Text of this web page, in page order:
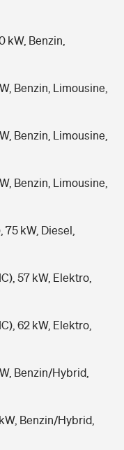
kW, Benzin,
Benzin, Limousine,
Benzin, Limousine,
Benzin, Limousine,
75 kW, Diesel,
57 kW, Elektro,
62 kW, Elektro,
Benzin/Hybrid,
Benzin/Hybrid,